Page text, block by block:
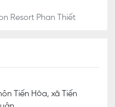
Resort Phan Thiết
Tiến Hòa, xã Tiến